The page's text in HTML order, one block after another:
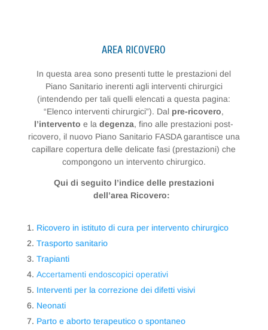
AREA RICOVERO
In questa area sono presenti tutte le prestazioni del
Piano Sanitario inerenti agli interventi chirurgici
(intendendo per tali quelli elencati a questa pagina:
“Elenco interventi chirurgici”). Dal pre-ricovero,
l’intervento e ladegenza, fino alle prestazioni post-
ricovero, il nuovo Piano Sanitario FASDA garantisce una
capillare copertura delle delicate fasi (prestazioni) che
compongono un intervento chirurgico.
Qui di seguito l’indice delle prestazioni
dell’area Ricovero:
Ricovero in istituto di cura per intervento chirurgico
Trasporto sanitario
Trapianti
Accertamenti endoscopici operativi
Interventi per la correzione dei difetti visivi
Neonati
Parto e aborto terapeutico o spontaneo